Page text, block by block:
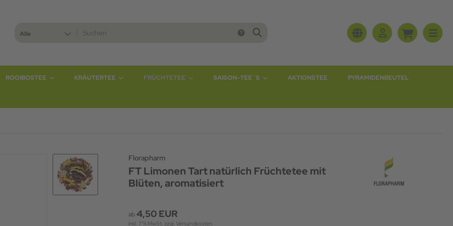
Alle
ROOIBOSTEE KRÄUTERTEE FRÜCHTETEE SAISON-TEE`S AKTIONSTEE PYRAMIDENBEUTEL
Florapharm
FT Limonen Tart natürlich Früchtetee mit
Blüten, aromatisiert
ab4,50 EUR
inkl. 7 % MwSt. zzgl. Versandkosten